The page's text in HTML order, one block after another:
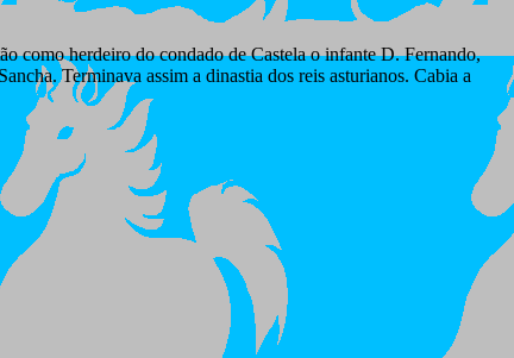
como herdeiro do condado de Castela o infante D. Fernando,
Terminava assim a dinastia dos reis asturianos. Cabia a